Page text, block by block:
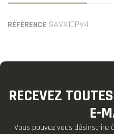
RÉFÉRENCE SAVX10PV4
RECEVEZ
E-
Vous pouvez vous